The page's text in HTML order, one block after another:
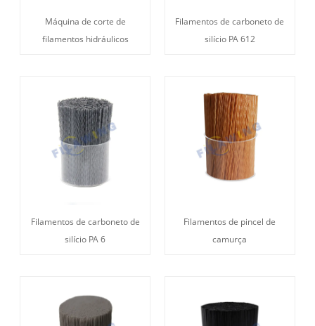
Máquina de corte de
filamentos hidráulicos
Filamentos de carboneto de
silício PA 612
Filamentos de carboneto de
silício PA 6
Filamentos de pincel de
camurça